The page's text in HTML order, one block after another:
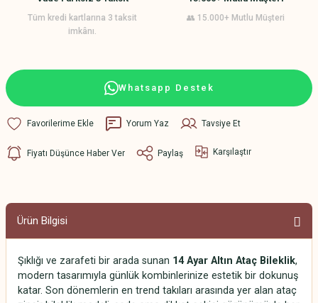
Tüm kredi kartlarına 3 taksit
imkânı.
👥 15.000+ Mutlu Müşteri
Whatsapp Destek
Yorum Yaz Tavsiye Et
Fiyatı Düşünce Haber Ver Paylaş Karşılaştır
Ürün Bilgisi
Şıklığı ve zarafeti bir arada sunan 14 Ayar Altın Ataç Bileklik,
modern tasarımıyla günlük kombinlerinize estetik bir dokunuş
katar. Son dönemlerin en trend takıları arasında yer alan ataç